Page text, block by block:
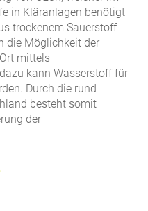
in Kläranlagen benötigt
trockenem Sauerstoff
die Möglichkeit der
mittels
kann Wasserstoff für
Durch die rund
besteht somit
der